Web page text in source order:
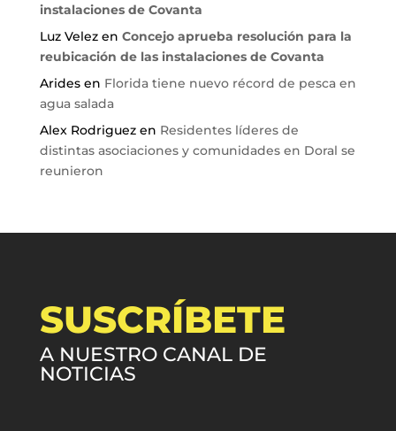
instalaciones de Covanta
Luz Velezen Concejo aprueba resolución para la
reubicación de las instalaciones de Covanta
Aridesen Florida tiene nuevo récord de pesca en
agua salada
Alex Rodriguezen Residentes líderes de
distintas asociaciones y comunidades en Doral se
reunieron
SUSCRÍBETE
A NUESTRO CANAL DE
NOTICIAS